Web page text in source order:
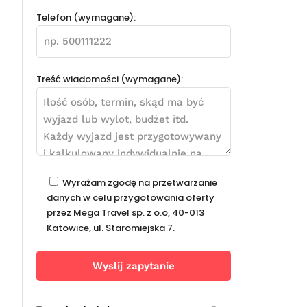
Telefon (wymagane):
Treść wiadomości (wymagane):
Wyrażam zgodę na przetwarzanie
danych w celu przygotowania oferty
przez Mega Travel sp. z o.o, 40-013
Katowice, ul. Staromiejska 7.